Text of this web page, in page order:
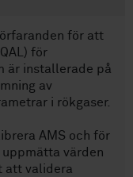
för att
för
är installerade på
av
i rökgaser.
AMS och för
värden
att validera